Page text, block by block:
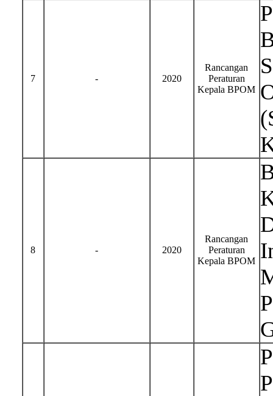
7 - 2020
Rancangan
Peraturan
Kepala BPOM
8 - 2020
Rancangan
Peraturan
Kepala BPOM